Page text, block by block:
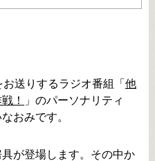
送りするラジオ番組「 他
！
」のパーソナリティ
おみです。
が登場します。その中か